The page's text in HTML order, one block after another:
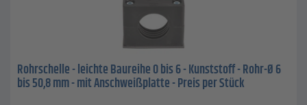
Rohrschelle - leichte Baureihe 0 bis 6 - Kunststoff - Rohr-Ø 6
bis 50,8 mm - mit Anschweißplatte - Preis per Stück